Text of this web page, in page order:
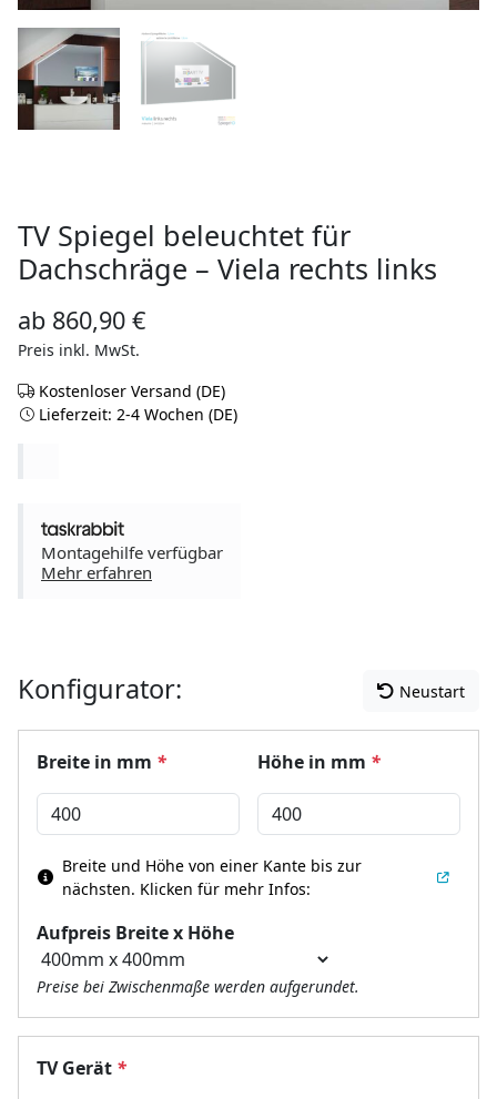
TV Spiegel beleuchtet für
Dachschräge – Viela rechts links
ab 860,90 €
Preis inkl. MwSt.
Kostenloser Versand (DE)
Lieferzeit: 2-4 Wochen (DE)
Montagehilfe verfügbar
Mehr erfahren
Konfigurator: Neustart
Breite in mm * Höhe in mm *
Aufpreis Breite x Höhe
Breite und Höhe von einer Kante bis zur
nächsten. Klicken für mehr Infos:
Preise bei Zwischenmaße werden aufgerundet.
TV Gerät *